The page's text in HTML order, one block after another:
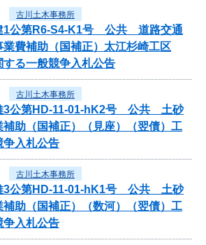
古川土木事務所
1公第R6-S4-K1号 公共 道路交通
費補助（国補正）太江杉崎工区
する一般競争入札公告
古川土木事務所
3公第HD-11-01-hK2号 公共 土砂
補助（国補正）（見座）（翌債）工
争入札公告
古川土木事務所
3公第HD-11-01-hK1号 公共 土砂
補助（国補正）（数河）（翌債）工
争入札公告